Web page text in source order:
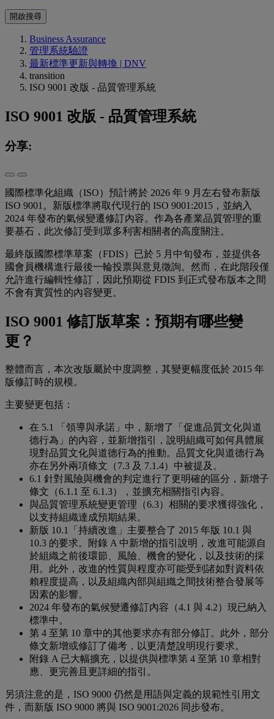
開啟搜尋
Business Assurance
管理系統驗證
最新標準更新與轉換 | DNV
transition
ISO 9001 改版 - 品質管理系統
ISO 9001 改版 - 品質管理系統
分享:
國際標準化組織（ISO）預計將於 2026 年 9 月左右發布新版
ISO 9001。新版標準將取代現行的 ISO 9001:2015，並納入
2024 年發布的氣候變遷修訂內容。作為各產業品質管理的重
要基石，此次修訂受到眾多利害相關者的高度關注。
最終版國際標準草案（FDIS）已於 5 月中旬發布，並提供各
國會員機構進行最後一輪投票與意見徵詢。然而，在此階段僅
允許進行編輯性修訂，因此預期從 FDIS 到正式發布版本之間
不會有實質性的內容變更。
ISO 9001 修訂版草案：預期有哪些變
更？
整體而言，本次改版屬於中度調整，其變更幅度低於 2015 年
版修訂時的規模。
主要變更包括：
在 5.1 「領導與承諾」中，新增了「促進品質文化與道
德行為」的內容，並新增指引，說明組織可如何具體展
現對品質文化與道德行為的推動。品質文化與道德行為
亦在另外兩項條文（7.3 及 7.1.4）中被提及。
6.1 針對風險與機會的判定進行了更明確的區分，新增子
條文（6.1.1 至 6.1.3），並擴充相關指引內容。
與品質管理系統變更管理（6.3）相關的要求獲得強化，
以支持組織達成預期結果。
新版 10.1「持續改進」主要整合了 2015 年版 10.1 與
10.3 的要求。附錄 A 中新增的指引說明，改進可能源自
於組織之前後環節、風險、機會的變化，以及技術的採
用。此外，改進的性質與程度亦可能受到諸如對資料依
賴程度提高，以及組織內部與組織之間技術整合發展等
因素的影響。
2024 年發布的氣候變遷修訂內容（4.1 與 4.2）現已納入
標準中。
第 4 至第 10 章中的其他要求亦有部分修訂。此外，部分
條文新增或修訂了備考，以更清楚說明現行要求。
附錄 A 已大幅擴充，以提供與標準第 4 至第 10 章相對
應、更完善且更詳細的指引。
另須注意的是，ISO 9000 仍然是用語與定義的規範性引用文
件，而新版 ISO 9000 將與 ISO 9001:2026 同步發布。